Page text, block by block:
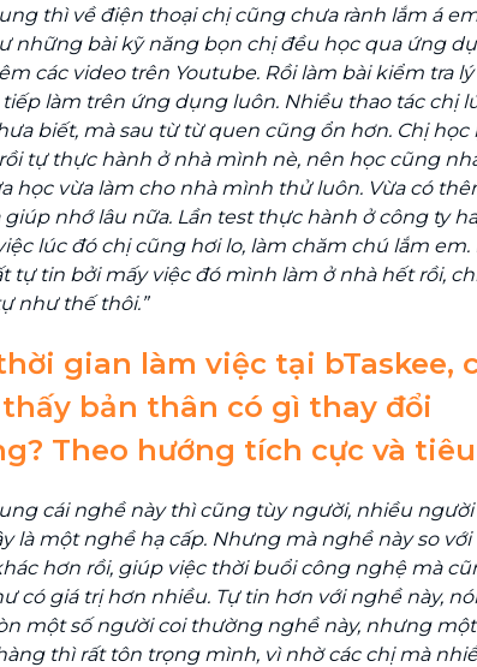
thì về điện thoại chị cũng chưa rành lắm á
những bài kỹ năng bọn chị đều học qua ứng
các video trên Youtube. Rồi làm bài kiểm tra
làm trên ứng dụng luôn. Nhiều thao tác chị
biết, mà sau từ từ quen cũng ổn hơn. Chị học
tự thực hành ở nhà mình nè, nên học cũng
học vừa làm cho nhà mình thử luôn. Vừa có
giúp nhớ lâu nữa. Lần test thực hành ở công ty
lúc đó chị cũng hơi lo, làm chăm chú lắm em.
tự tin bởi mấy việc đó mình làm ở nhà hết rồi,
như thế thôi.”
gian làm việc tại bTaskee,
bản thân có gì thay đổi
Theo hướng tích cực và
cái nghề này thì cũng tùy người, nhiều
là một nghề hạ cấp. Nhưng mà nghề này so
hơn rồi, giúp việc thời buổi công nghệ mà
có giá trị hơn nhiều. Tự tin hơn với nghề này,
một số người coi thường nghề này, nhưng một
thì rất tôn trọng mình, vì nhờ các chị mà